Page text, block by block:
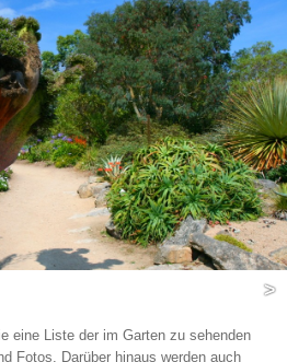
>
eine Liste der im Garten zu sehenden
Fotos. Darüber hinaus werden auch